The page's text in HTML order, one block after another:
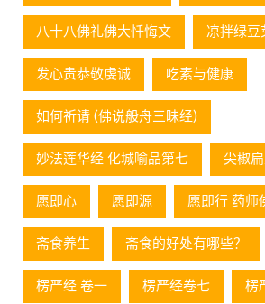
八十八佛礼佛大忏悔文 凉拌绿豆
发心贵恭敬虔诚 吃素与健康
如何祈请 (佛说般舟三昧经)
妙法莲华经 化城喻品第七 尖椒
愿即心 愿即源 愿即行 药师
斋食养生 斋食的好处有哪些？
楞严经 卷一 楞严经卷七 楞